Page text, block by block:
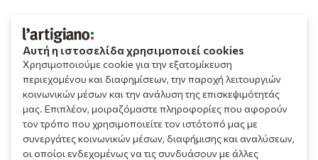
Αυτή η ιστοσελίδα χρησιμοποιεί cookies
Χρησιμοποιούμε cookie για την εξατομίκευση
περιεχομένου και διαφημίσεων, την παροχή λειτουργιών
κοινωνικών μέσων και την ανάλυση της επισκεψιμότητάς
μας. Επιπλέον, μοιραζόμαστε πληροφορίες που αφορούν
τον τρόπο που χρησιμοποιείτε τον ιστότοπό μας με
συνεργάτες κοινωνικών μέσων, διαφήμισης και αναλύσεων,
οι οποίοι ενδεχομένως να τις συνδυάσουν με άλλες